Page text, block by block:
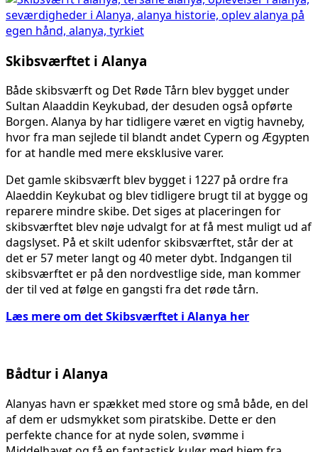
Skibsværftet i Alanya
Både skibsværft og Det Røde Tårn blev bygget under
Sultan Alaaddin Keykubad, der desuden også opførte
Borgen. Alanya by har tidligere været en vigtig havneby,
hvor fra man sejlede til blandt andet Cypern og Ægypten
for at handle med mere eksklusive varer.
Det gamle skibsværft blev bygget i 1227 på ordre fra
Alaeddin Keykubat og blev tidligere brugt til at bygge og
reparere mindre skibe. Det siges at placeringen for
skibsværftet blev nøje udvalgt for at få mest muligt ud af
dagslyset. På et skilt udenfor skibsværftet, står der at
det er 57 meter langt og 40 meter dybt. Indgangen til
skibsværftet er på den nordvestlige side, man kommer
der til ved at følge en gangsti fra det røde tårn.
Læs mere om det Skibsværftet i Alanya her
Bådtur i Alanya
Alanyas havn er spækket med store og små både, en del
af dem er udsmykket som piratskibe. Dette er den
perfekte chance for at nyde solen, svømme i